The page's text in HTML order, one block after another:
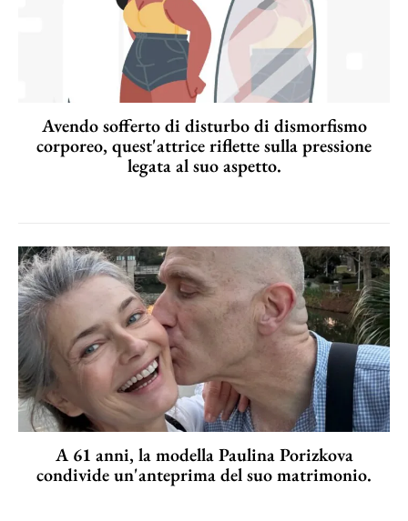
Avendo sofferto di disturbo di dismorfismo
corporeo, quest'attrice riflette sulla pressione
legata al suo aspetto.
A 61 anni, la modella Paulina Porizkova
condivide un'anteprima del suo matrimonio.